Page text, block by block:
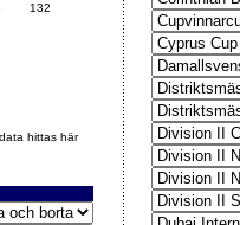
132
hittas här